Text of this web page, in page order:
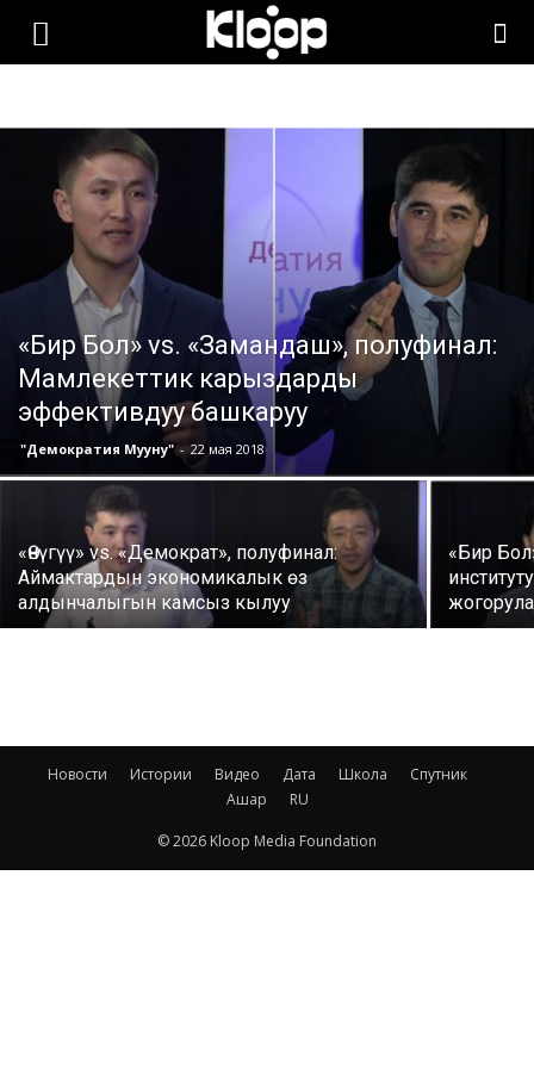
KLOOP.KG
Новости
Кыргызстана
«Бир Бол» vs. «Замандаш», полуфинал:
Мамлекеттик карыздарды
эффективдуу башкаруу
"Демократия Мууну" - 22 мая 2018
«Өнүгүү» vs. «Демократ», полуфинал:
Аймактардын экономикалык өз
алдынчалыгын камсыз кылуу
«Бир
Новости Истории Видео Дата Школа
Спутник
Ашар
RU
© 2026 Kloop Media Foundation